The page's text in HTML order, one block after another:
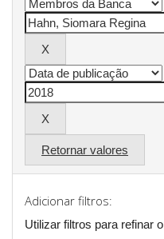
Retornar valores
Adicionar filtros:
Utilizar filtros para refinar